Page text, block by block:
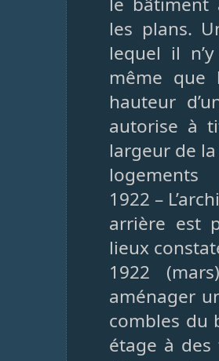
les plans.
lequel il
même que
hauteur
autorise à
largeur de
logements
1922 –
arrière est
lieux
1922
aménager
combles du
étage à